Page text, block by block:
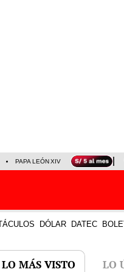
PAPA LEÓN XIV NALDY
DÓLAR DATEC
LO MÁS VISTO LO